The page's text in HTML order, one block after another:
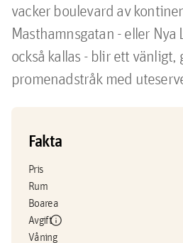
vacker boulevard av
Masthamnsgatan - eller Nya
också kallas - blir ett vänligt,
promenadstråk med
Fakta
Pris
Rum
Boarea
Avgiftinfo
Våning